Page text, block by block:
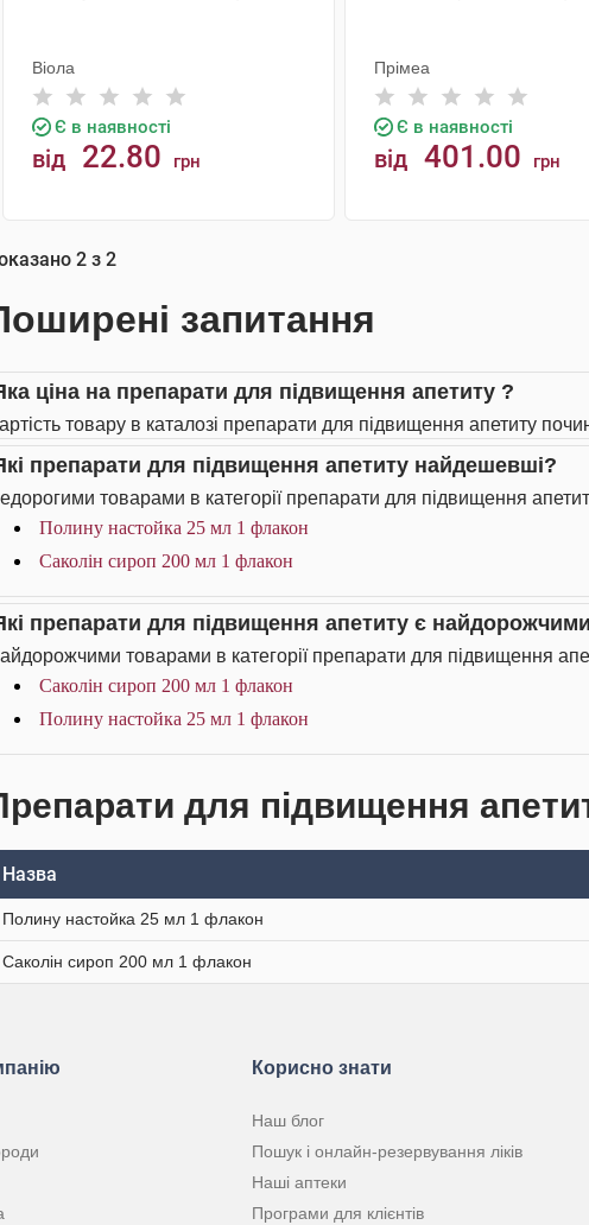
Віола
Є в наявності
від 22.80 грн
Прімеа
Є в наявності
від 401.00 грн
2 з 2
запитання
ціна на препарати для підвищення апетиту ?
товару в каталозі препарати для підвищення апетиту
препарати для підвищення апетиту найдешевші?
товарами в категорії препарати для підвищення
Полину настойка 25 мл 1 флакон
Саколін сироп 200 мл 1 флакон
препарати для підвищення апетиту є
товарами в категорії препарати для підвищення
Саколін сироп 200 мл 1 флакон
Полину настойка 25 мл 1 флакон
для підвищення
Назва
Полину настойка 25 мл 1 флакон
Саколін сироп 200 мл 1 флакон
Корисно знати
Наш блог
Пошук і онлайн-резервування ліків
Наші аптеки
Програми для клієнтів